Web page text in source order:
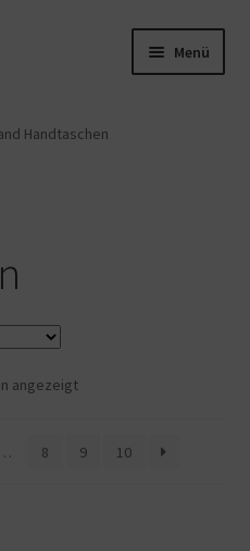
Menü
Handtaschen
angezeigt
… 8 9 10